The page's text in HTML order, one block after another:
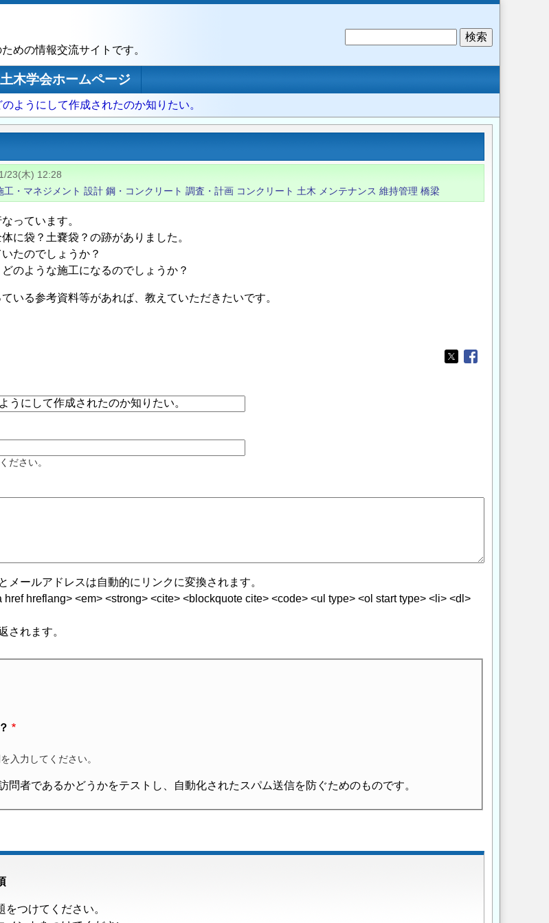
めの情報交流サイトです。
土木学会ホームページ
ようにして作成されたのか知りたい。
23(木) 12:28
工・マネジメント 設計 鋼・コンクリート 調査・計画 コンクリート 土木 メンテナンス 維持管理 橋梁
っています。
に袋？土嚢袋？の跡がありました。
たのでしょうか？
のような施工になるのでしょうか？
いる参考資料等があれば、教えていただきたいです。
Opens in a new
Opens in a new
ださい。
メールアドレスは自動的にリンクに変換されます。
hreflang> <em> <strong> <cite> <blockquote cite> <code> <ul type> <ol start type> <li> <dl>
されます。
入力してください。
問者であるかどうかをテストし、自動化されたスパム送信を防ぐためのものです。
つけてください。